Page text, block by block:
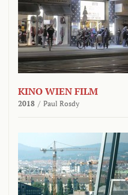
KINO WIEN FILM
2018 / Paul Rosdy